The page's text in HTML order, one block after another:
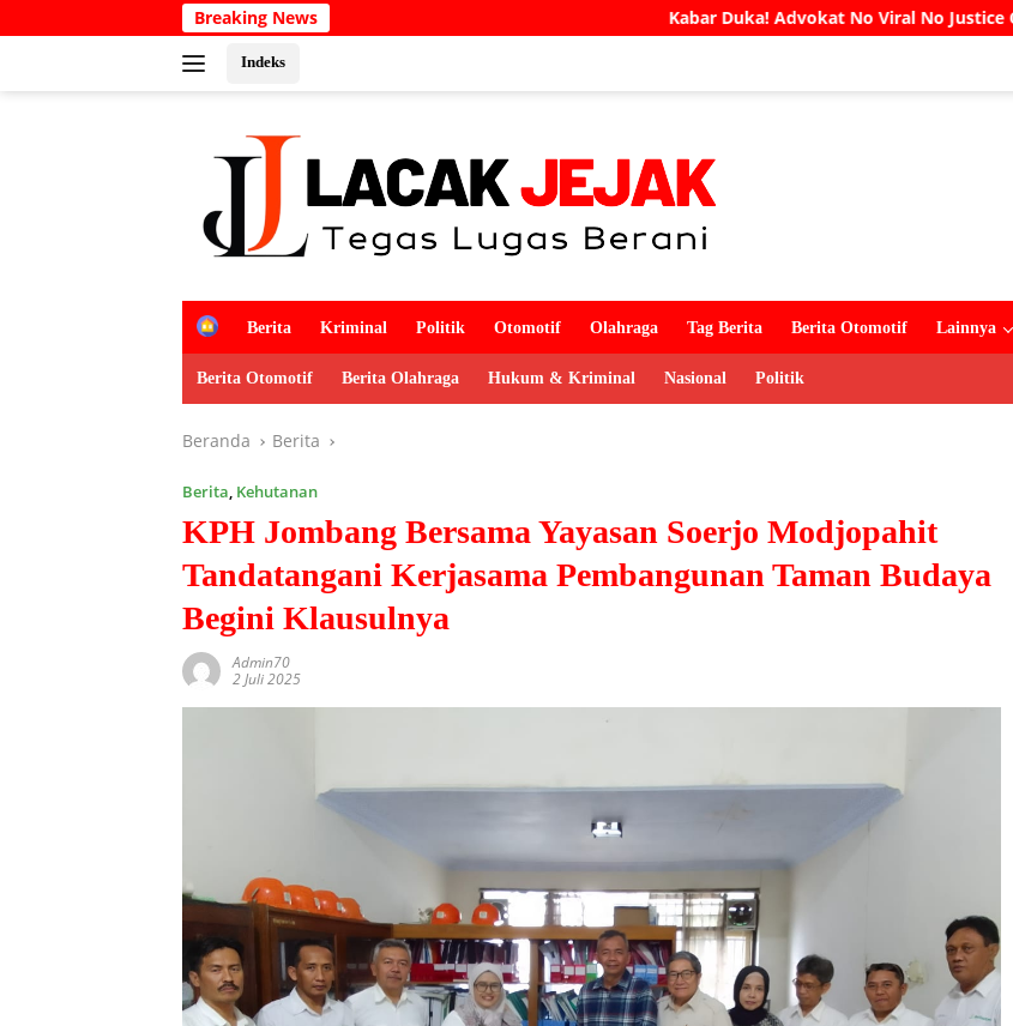
ke
Breaking News Kabar Duka! Advokat No Viral No Justice Cak Soleh Meninggal Dunia
Indeks
H
m
e
Berita Kriminal Politik Otomotif Olahraga Tag Berita Berita Otomotif Lainnya
Berita Otomotif Berita Olahraga Hukum & Kriminal Nasional Politik
Beranda Berita
Berita, Kehutanan
KPH Jombang Bersama Yayasan Soerjo Modjopahit
Tandatangani Kerjasama Pembangunan Taman Budaya
Begini Klausulnya
Admin70
2 Juli 2025